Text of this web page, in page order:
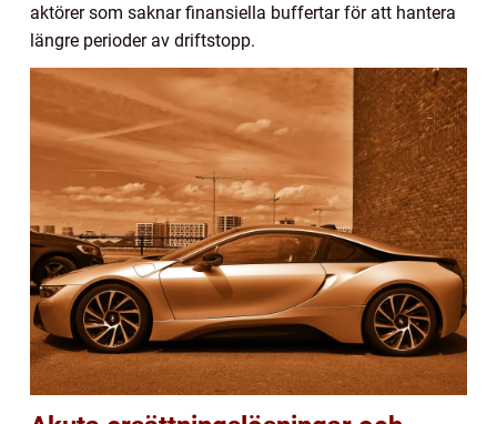
aktörer som saknar finansiella buffertar för att hantera
längre perioder av driftstopp.